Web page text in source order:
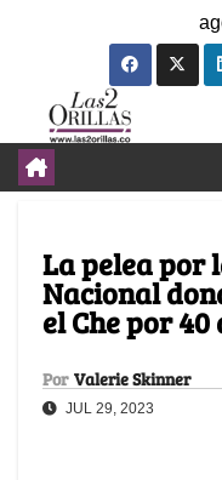
La pelea por
Nacional
el Che por 40
Por Valerie Skinner
JUL 29, 2023